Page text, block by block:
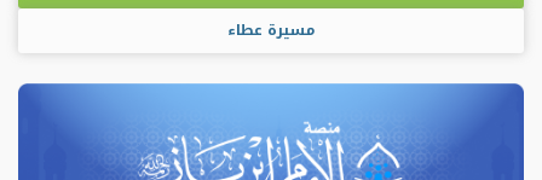
مسيرة عطاء